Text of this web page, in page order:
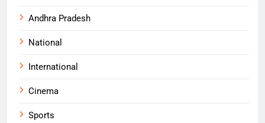
Andhra Pradesh
National
International
Cinema
Sports